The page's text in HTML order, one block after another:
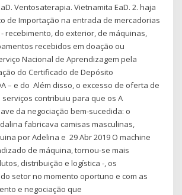
Ventosaterapia. Vietnamita EaD. 2. haja
de Importação na entrada de mercadorias
recebimento, do exterior, de máquinas,
recebidos em doação ou
Nacional de Aprendizagem pela
do Certificado de Depósito
– e do Além disso, o excesso de oferta de
contribuiu para que os A
da negociação bem-sucedida: o
fabricava camisas masculinas,
por Adelina e 29 Abr 2019 O machine
de máquina, tornou-se mais
distribuição e logística -, os
setor no momento oportuno e com as
e negociação que